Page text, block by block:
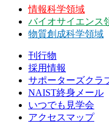
情報科学領域
バイオサイエンス
物質創成科学領域
刊行物
採用情報
サポーターズクラ
NAIST終身メール
いつでも見学会
アクセスマップ